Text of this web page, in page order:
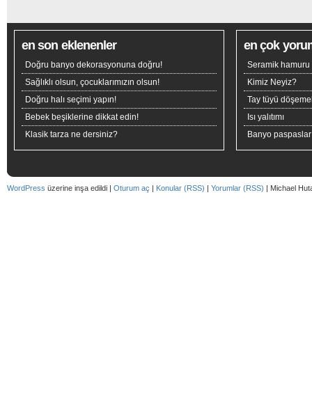
en son eklenenler
Doğru banyo dekorasyonuna doğru!
Sağlıklı olsun, çocuklarımızın olsun!
Doğru halı seçimi yapın!
Bebek beşiklerine dikkat edin!
Klasik tarza ne dersiniz?
en çok
Seramik hamuru
Kimiz Neyiz?
Tay tüyü
Isı yalıtımı
Banyo
WordPress üzerine inşa edildi | Oturum aç | Konular (RSS) | Yorumlar (RSS) | Michael